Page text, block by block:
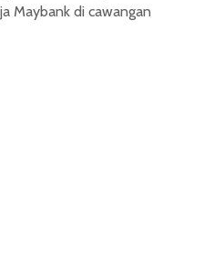
Maybank di cawangan